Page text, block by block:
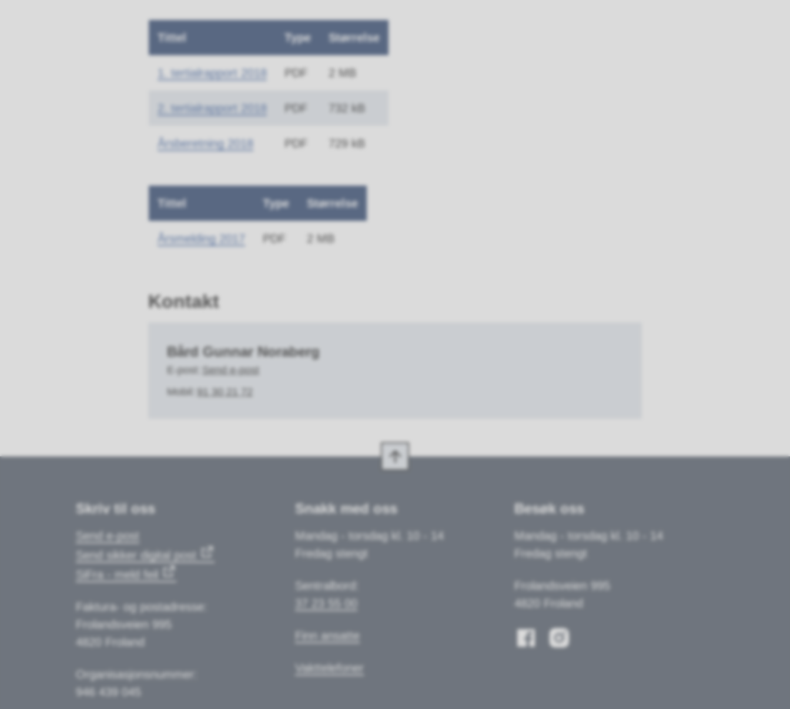
Tittel Type Størrelse
1. tertialrapport 2018 PDF 2 MB
2. tertialrapport 2018 PDF 732 kB
Årsberetning 2018 PDF 729 kB
Tittel Type Størrelse
Årsmelding 2017 PDF 2 MB
Kontakt
Bård Gunnar Noraberg
E-post
Send e-post
Mobil
91 30 21 72
Skriv til oss
Send e-post
Send sikker digital post
SiFra - meld feil
Faktura- og postadresse:
Frolandsveien 995
4820 Froland
Organisasjonsnummer:
946 439 045
Snakk med oss
Mandag - torsdag kl. 10 - 14
Fredag stengt
Sentralbord:
Finn ansatte
Vakttelefoner
Besøk oss
Mandag - torsdag kl. 10 - 14
Fredag stengt
Frolandsveien 995
4820 Froland